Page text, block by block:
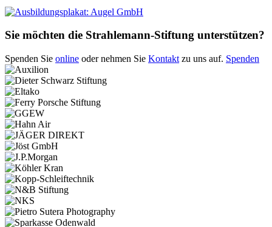
Sie möchten die Strahlemann-Stiftung unterstützen?
Spenden Sie online oder nehmen Sie Kontakt zu uns auf. Spenden